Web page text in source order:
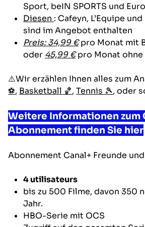
Sport, beIN SPORTS und
Diesen : Cafeyn, L’Equipe
sind im Angebot enthalten
Preis: 34,99 €pro Monat mit
oder 45,99 €pro Monat
⚠️Wir erzählen Ihnen alles zum
⚽, Basketball 🏀, Tennis 🎾, oder
Weitere Informationen zum
Abonnement finden Sie hier
Abonnement Canal+ Freunde
4 utilisateurs
bis zu 500 Filme, davon 350
Jahr.
HBO-Serie mit OCS